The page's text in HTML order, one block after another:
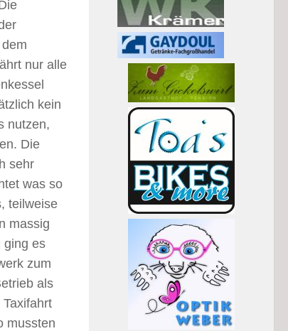
nur alle
kein
nutzen,
Die
sehr
was so
teilweise
massig
ging es
zum
als
mussten